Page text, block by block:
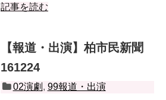
記事を読む
【報道・出演】柏市民新聞
161224
02演劇 , 99報道・出演